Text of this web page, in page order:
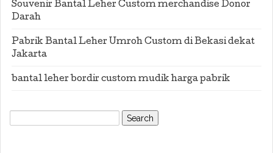
Souvenir Bantal Leher Custom merchandise Donor
Darah
Pabrik Bantal Leher Umroh Custom di Bekasi dekat
Jakarta
bantal leher bordir custom mudik harga pabrik
Search
for: